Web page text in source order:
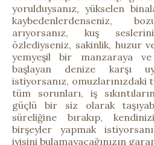
yorulduysanız, yükselen
kaybedenlerdenseniz,
arıyorsanız, kuş
özlediyseniz, sakinlik, huzur
yemyeşil bir manzaraya
başlayan denize karşı
istiyorsanız, omuzlarınızdaki
tüm sorunları, iş
güçlü bir siz olarak
süreliğine bırakıp,
birşeyler yapmak
iyisini bulamayacağınızın